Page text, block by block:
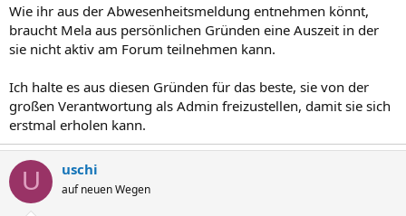
Wie ihr aus der Abwesenheitsmeldung entnehmen könnt,
braucht Mela aus persönlichen Gründen eine Auszeit in der
sie nicht aktiv am Forum teilnehmen kann.
Ich halte es aus diesen Gründen für das beste, sie von der
großen Verantwortung als Admin freizustellen, damit sie sich
erstmal erholen kann.
U uschi
auf neuen Wegen